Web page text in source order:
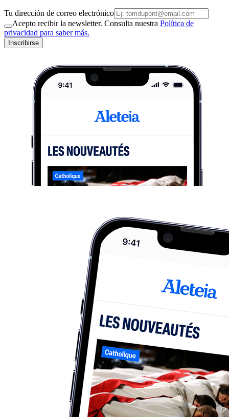
Tu dirección de correo electrónico
Acepto recibir la newsletter. Consulta nuestra Política de
privacidad para saber más.
Inscribirse